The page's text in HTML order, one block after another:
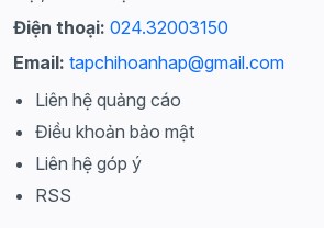
Điện thoại: 024.32003150
Email: tapchihoanhap@gmail.com
Liên hệ quảng cáo
Điều khoản bảo mật
Liên hệ góp ý
RSS